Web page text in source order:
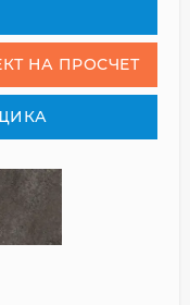
НА ПРОСЧЕТ